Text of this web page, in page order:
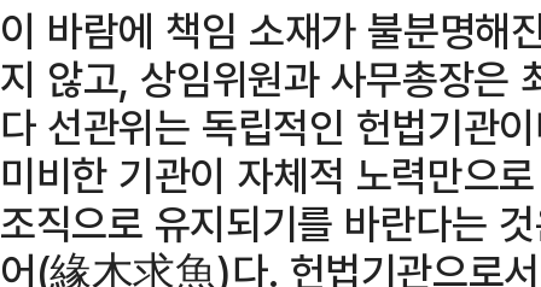
이 바람에 책임 소재가 불분명해
지 않고, 상임위원과 사무총장은
다 선관위는 독립적인 헌법기관
미비한 기관이 자체적 노력만으
조직으로 유지되기를 바란다는
어(緣木求魚)다. 헌법기관으로